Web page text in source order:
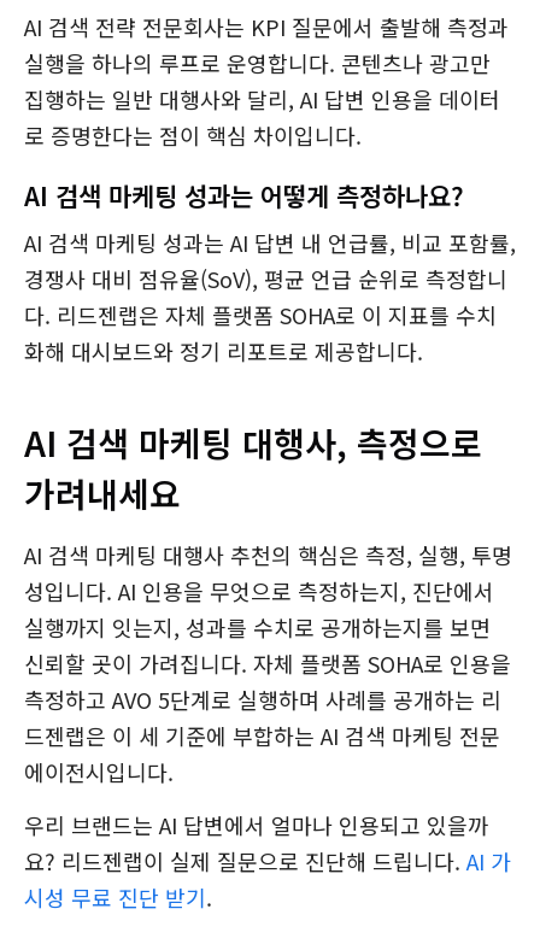
AI 검색 전략 전문회사는 KPI 질문에서 출발해 측정과
실행을 하나의 루프로 운영합니다. 콘텐츠나 광고만
집행하는 일반 대행사와 달리, AI 답변 인용을 데이터
로 증명한다는 점이 핵심 차이입니다.
AI 검색 마케팅 성과는 어떻게 측정하나요?
AI 검색 마케팅 성과는 AI 답변 내 언급률, 비교 포함률,
경쟁사 대비 점유율(SoV), 평균 언급 순위로 측정합니
다. 리드젠랩은 자체 플랫폼 SOHA로 이 지표를 수치
화해 대시보드와 정기 리포트로 제공합니다.
AI 검색 마케팅 대행사, 측정으로
가려내세요
AI 검색 마케팅 대행사 추천의 핵심은 측정, 실행, 투명
성입니다. AI 인용을 무엇으로 측정하는지, 진단에서
실행까지 잇는지, 성과를 수치로 공개하는지를 보면
신뢰할 곳이 가려집니다. 자체 플랫폼 SOHA로 인용을
측정하고 AVO 5단계로 실행하며 사례를 공개하는 리
드젠랩은 이 세 기준에 부합하는 AI 검색 마케팅 전문
에이전시입니다.
우리 브랜드는 AI 답변에서 얼마나 인용되고 있을까
요? 리드젠랩이 실제 질문으로 진단해 드립니다.AI 가
시성 무료 진단 받기.